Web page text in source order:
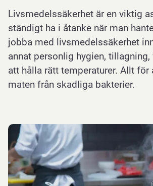
Livsmedelssäkerhet är en viktig
ständigt ha i åtanke när man
jobba med livsmedelssäkerhet
annat personlig hygien,
att hålla rätt temperaturer. Allt för
maten från skadliga bakterier.